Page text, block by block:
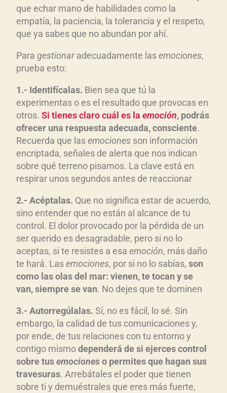
que echar mano de habilidades como la
empatía, la paciencia, la tolerancia y el respeto,
que ya sabes que no abundan por ahí.
Para gestionaradecuadamente lasemociones,
prueba esto:
1.- Identifícalas. Bien sea que tú la
experimentas o es el resultado que provocas en
otros. Si tienes claro cuál es la emoción, podrás
ofrecer una respuesta adecuada, consciente.
Recuerda que lasemociones son información
encriptada, señales de alerta que nos indican
sobre qué terreno pisamos. La clave está en
respirar unos segundos antes de reaccionar
2.- Acéptalas. Que no significa estar de acuerdo,
sino entender que no están al alcance de tu
control. El dolor provocado por la pérdida de un
ser querido es desagradable, pero si no lo
aceptas, si te resistes a esa emoción, más daño
te hará. Lasemociones, por si no lo sabías, son
como las olas del mar: vienen, te tocan y se
van, siempre se van. No dejes que te dominen
3.- Autorregúlalas. Sí, no es fácil, lo sé. Sin
embargo, la calidad de tus comunicaciones y,
por ende, de tus relaciones con tu entorno y
contigo mismodependerá de si ejerces control
sobre tusemocioneso permites que hagan sus
travesuras. Arrebátales el poder que tienen
sobre ti y demuéstrales que eres más fuerte,